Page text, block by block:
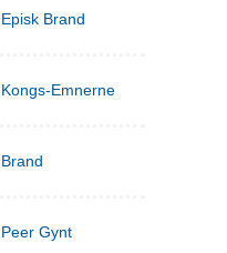
Episk Brand
Kongs-Emnerne
Brand
Peer Gynt